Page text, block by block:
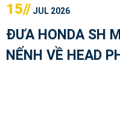
15// JUL 2026
ĐƯA HONDA SH
NẾNH VỀ HEAD